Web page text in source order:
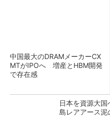
中国最大のDRAMメーカーCX
MTがIPOへ 増産とHBM開発
で存在感
日本を資源大
島レアアース泥